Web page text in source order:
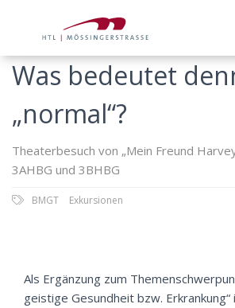
Was bedeutet
„normal“?
Theaterbesuch von „Mein Freund
3AHBG und 3BHBG
BMGT Exkursionen
Als Ergänzung zum
geistige Gesundheit bzw. Erkrankung“